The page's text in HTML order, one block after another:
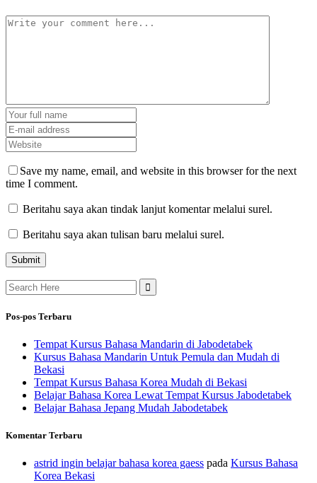
Save my name, email, and website in this browser for the next
time I comment.
Beritahu saya akan tindak lanjut komentar melalui surel.
Beritahu saya akan tulisan baru melalui surel.
Search
for:
Pos-pos Terbaru
Tempat Kursus Bahasa Mandarin di Jabodetabek
Kursus Bahasa Mandarin Untuk Pemula dan Mudah di
Bekasi
Tempat Kursus Bahasa Korea Mudah di Bekasi
Belajar Bahasa Korea Lewat Tempat Kursus Jabodetabek
Belajar Bahasa Jepang Mudah Jabodetabek
Komentar Terbaru
astrid ingin belajar bahasa korea gaess pada Kursus Bahasa
Korea Bekasi